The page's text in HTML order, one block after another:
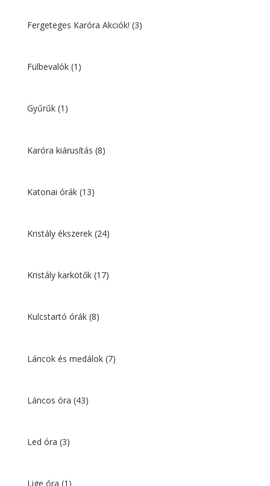
Fergeteges Karóra Akciók! (3)
Fülbevalók (1)
Gyűrűk (1)
Karóra kiárusítás (8)
Katonai órák (13)
Kristály ékszerek (24)
Kristály karkötők (17)
Kulcstartó órák (8)
Láncok és medálok (7)
Láncos óra (43)
Led óra (3)
Lige óra (1)